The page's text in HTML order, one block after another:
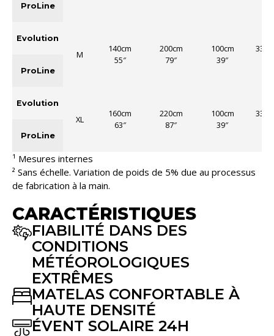
ProLine
Evolution
M
140cm
55″
200cm
79″
100cm
39″
ProLine
Evolution
XL
160cm
63″
220cm
87″
100cm
39″
ProLine
¹ Mesures internes
² Sans échelle. Variation de poids de 5% due au processus
de fabrication à la main.
CARACTÉRISTIQUES
FIABILITÉ DANS DES
CONDITIONS
MÉTÉOROLOGIQUES
EXTRÊMES
MATELAS CONFORTABLE À
HAUTE DENSITÉ
ÉVENT SOLAIRE 24H